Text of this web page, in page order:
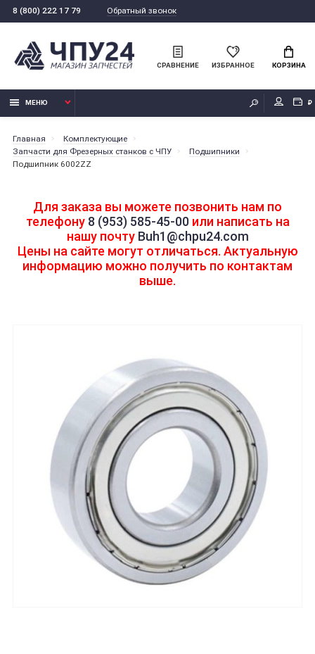
8 (800) 222 17 79 Обратный звонок
СРАВНЕНИЕ ИЗБРАННОЕ КОРЗИНА
МЕНЮ ₽
Главная
Комплектующие
Запчасти для Фрезерных станков с ЧПУ
Подшипники
Подшипник 6002ZZ
Для заказа вы можете позвонить нам по
телефону 8 (953) 585-45-00или написать на
нашу почту Buh1@chpu24.com
Цены на сайте могут отличаться. Актуальную
информацию можно получить по контактам
выше.